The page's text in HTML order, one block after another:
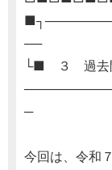
──
└■ ３ 過去
─
今回は、令和